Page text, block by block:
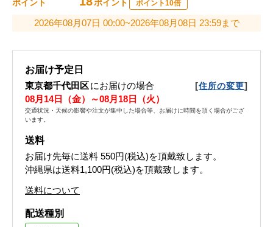
ポイント ポイント ポイント10倍
2026年08月07日 00:00~2026年08月08日 23:59まで
お届け予定日
東京都千代田区にお届けの場合 [住所の変更]
08月14日（金）～08月18日（火）
交通状況・天候の影響や注文が集中した場合等、お届けに時間を頂く場合がござ
います。
送料
お届け先毎に送料 550円(税込)を頂戴致します。
沖縄県は送料1,100円(税込)を頂戴致します。
送料について
配送種別